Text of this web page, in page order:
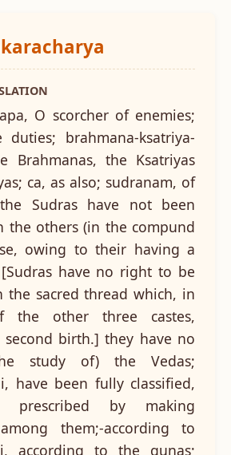
O scorcher of enemies;
duties; brahmana-ksatriya-
Brahmanas, the Ksatriyas
ca, as also; sudranam, of
Sudras have not been
the others (in the compund
owing to their having a
have no right to be
the sacred thread which, in
the other three castes,
second birth.] they have no
study of) the Vedas;
have been fully classified,
prescribed by making
them;-according to
according to the gunas;